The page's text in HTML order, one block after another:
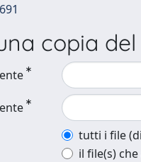
copia
tutti i file
il file(s)